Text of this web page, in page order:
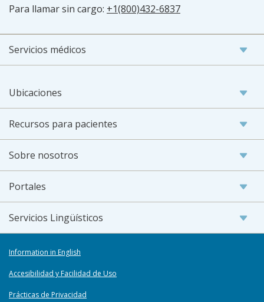
Para llamar sin cargo: +1(800)432-6837
Servicios médicos
Ubicaciones
Recursos para pacientes
Sobre nosotros
Portales
Servicios Lingüísticos
Information in English
Accesibilidad y Facilidad de Uso
Prácticas de Privacidad